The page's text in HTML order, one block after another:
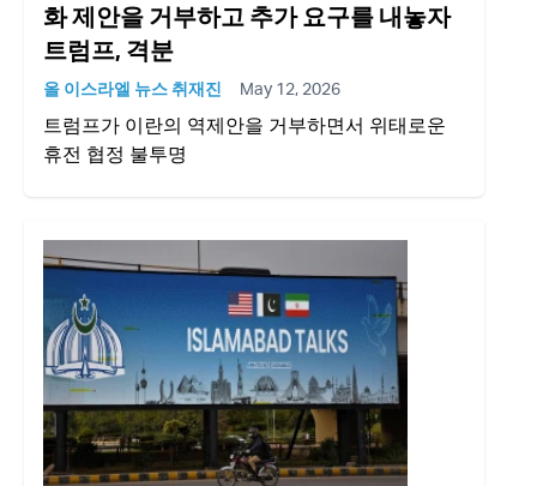
화 제안을 거부하고 추가 요구를 내놓자
트럼프, 격분
올 이스라엘 뉴스 취재진 May 12, 2026
트럼프가 이란의 역제안을 거부하면서 위태로운
휴전 협정 불투명